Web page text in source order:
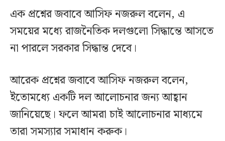
এক প্রশ্নের জবাবে আসিফ নজরুল বলেন, এ
সময়ের মধ্যে রাজনৈতিক দলগুলো সিদ্ধান্তে আসতে
না পারলে সরকার সিদ্ধান্ত দেবে।
আরেক প্রশ্নের জবাবে আসিফ নজরুল বলেন,
ইতোমধ্যে একটি দল আলোচনার জন্য আহ্বান
জানিয়েছে। ফলে আমরা চাই আলোচনার মাধ্যমে
তারা সমস্যার সমাধান করুক।